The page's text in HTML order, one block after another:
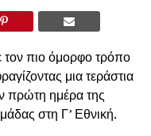
τον πιο όμορφο τρόπο
μια τεράστια
πρώτη ημέρα της
στη Γ’ Εθνική.